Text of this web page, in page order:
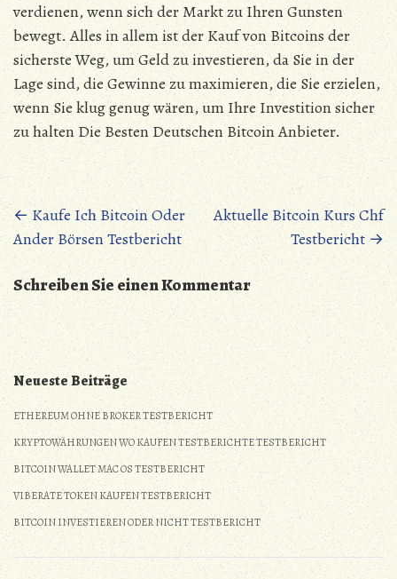
verdienen, wenn sich der Markt zu Ihren Gunsten
bewegt. Alles in allem ist der Kauf von Bitcoins der
sicherste Weg, um Geld zu investieren, da Sie in der
Lage sind, die Gewinne zu maximieren, die Sie erzielen,
wenn Sie klug genug wären, um Ihre Investition sicher
zu halten Die Besten Deutschen Bitcoin Anbieter.
Posts
navigation
← Kaufe Ich Bitcoin Oder
Ander Börsen Testbericht
Aktuelle Bitcoin Kurs Chf
Testbericht→
Schreiben Sie einen Kommentar
Neueste Beiträge
ETHEREUM OHNE BROKER TESTBERICHT
KRYPTOWÄHRUNGEN WO KAUFEN TESTBERICHTE TESTBERICHT
BITCOIN WALLET MAC OS TESTBERICHT
VIBERATE TOKEN KAUFEN TESTBERICHT
BITCOIN INVESTIEREN ODER NICHT TESTBERICHT